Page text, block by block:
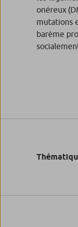
onéreux
mutations
barème